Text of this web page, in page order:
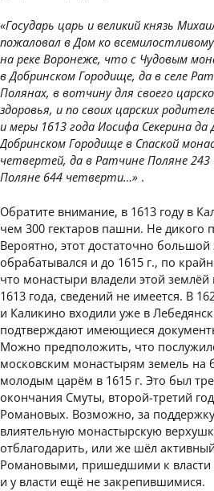
«Государь царь и великий князь
пожаловал в Дом ко всемилостливому
на реке Воронеже, что с Чудовым
в Добринском Городище, да в селе
Полянах, в вотчину для своего
здоровья, и по своих царских
и меры 1613 года Иосифа Секерина да
Добринском Городище в Спаской
четвертей, да в Ратчине Поляне
Поляне 644 четверти…» .
Обратите внимание, в 1613 году в
чем 300 гектаров пашни. Не дикого
Вероятно, этот достаточно
обрабатывался и до 1615 г., по
что монастыри владели этой
1613 года, сведений не имеется. В
и Каликино входили уже в
подтверждают имеющиеся
Можно предположить, что
московским монастырям земель на
молодым царём в 1615 г. Это был
окончания Смуты, второй-третий
Романовых. Возможно, за
влиятельную монастырскую
отблагодарить, или же шёл
Романовыми, пришедшими к власти
и у власти ещё не закрепившимися.